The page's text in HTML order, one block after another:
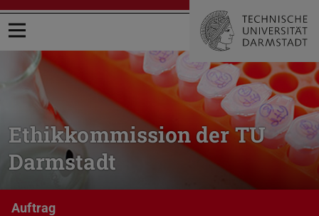
Menü öffnen
Ethikkommission der TU
Darmstadt
Auftrag